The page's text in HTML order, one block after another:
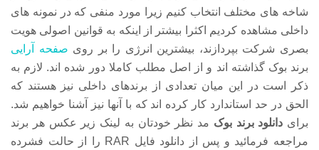
شاخه های مختلف انتخاب کنیم زیرا مورد منفی که در نمونه های
داخلی مشاهده کردیم اکثرا بیشتر از اینکه به قوانین اصولی هویت
بصری شرکت بپردازند، بیشترین انرژی را بر روی صفحه آرایی
برند بوک گذاشته اند و از اصل مطلب کاملا دور شده اند. لازم به
ذکر است در این میان تعدادی از برندهای داخلی نیز هستند که
الحق در حد استاندارد کار کرده اند که با آنها نیز آشنا خواهیم شد.
برای دانلود برند بوک مد نظر خودتان به لینک زیر عکس هر برند
مراجعه فرمائید و پس از دانلود فایل RAR را از حالت فشرده